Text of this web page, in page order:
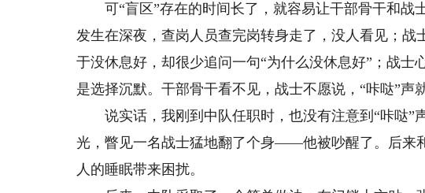
可“盲区”存在的时间长了，就容易让干部骨干和战
发生在深夜，查岗人员查完岗转身走了，没人看见；战
于没休息好，却很少追问一句“为什么没休息好”；战士
是选择沉默。干部骨干看不见，战士不愿说，“咔哒”声
说实话，我刚到中队任职时，也没有注意到“咔哒”
光，瞥见一名战士猛地翻了个身——他被吵醒了。后来
人的睡眠带来困扰。